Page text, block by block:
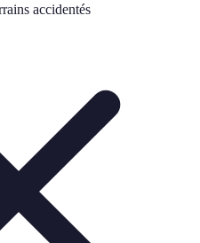
accidentés